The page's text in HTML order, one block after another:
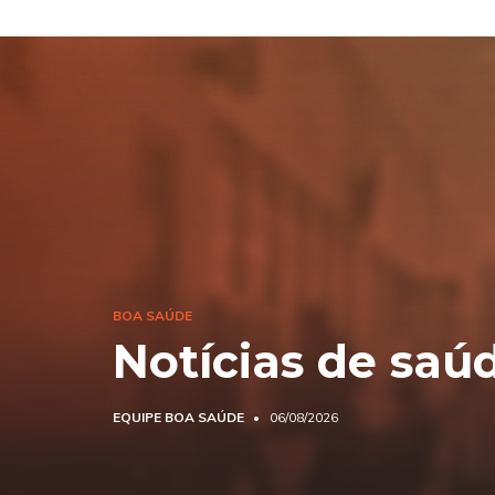
BOA SAÚDE
Notícias de
EQUIPE BOA SAÚDE 06/08/2026